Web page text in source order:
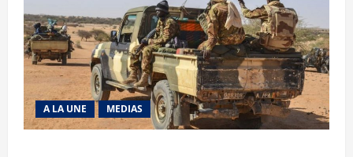
A LA UNE MEDIAS